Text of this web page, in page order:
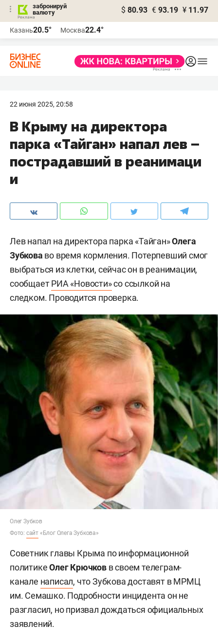
забронируй
валюту
$ 80.93 € 93.19 ¥ 11.97
Казань20.5° Москва22.4°
22 июня 2025, 20:58
В Крыму на директора
парка «Тайган» напал лев –
пострадавший в реанимаци
и
Лев напал на директора парка «Тайган»Олега
Зубкова во время кормления. Потерпевший смог
выбраться из клетки, сейчас он в реанимации,
сообщаетРИА «Новости»со ссылкой на
следком. Проводится проверка.
Олег Зубков
Фото: сайт «Блог Олега Зубкова»
Советник главы Крыма по информационной
политикеОлег Крючков в своем телеграм-
канале написал, что Зубкова доставят в МРМЦ
им. Семашко. Подробности инцидента он не
разгласил, но призвал дождаться официальных
заявлений.